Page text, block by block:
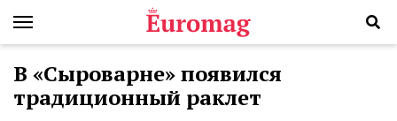
В «Сыроварне» появился
традиционный раклет